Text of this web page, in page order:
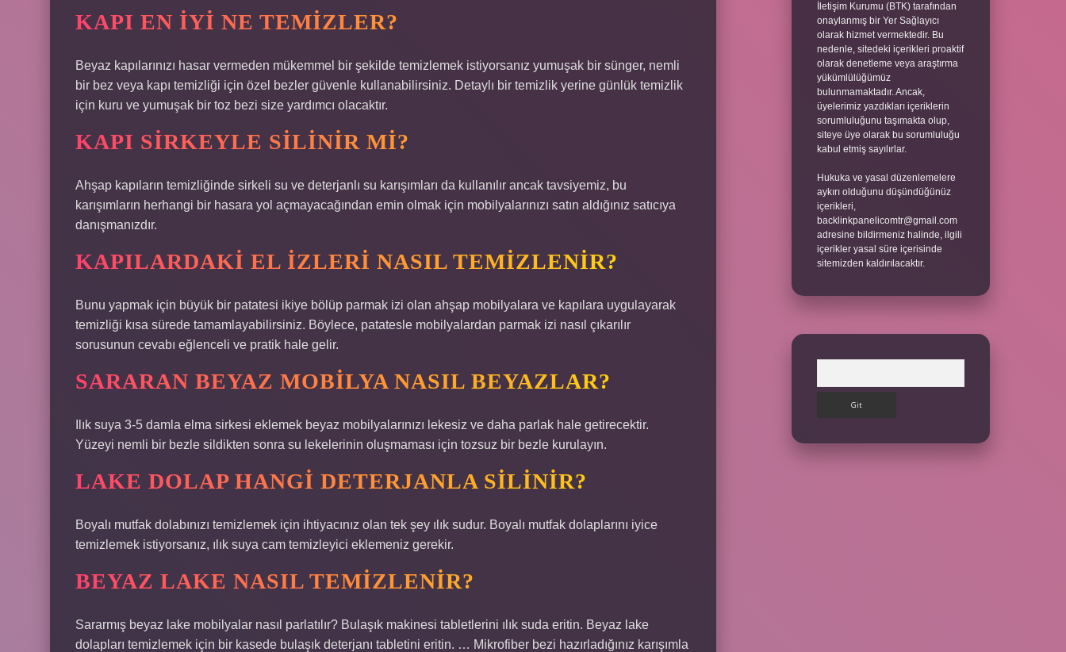
KAPI EN IYI NE TEMIZLER?
Beyaz kapılarınızı hasar vermeden mükemmel bir şekilde temizlemek istiyorsanız yumuşak bir sünger, nemli
bir bez veya kapı temizliği için özel bezler güvenle kullanabilirsiniz. Detaylı bir temizlik yerine günlük temizlik
için kuru ve yumuşak bir toz bezi size yardımcı olacaktır.
KAPI SIRKEYLE SILINIR MI?
Ahşap kapıların temizliğinde sirkeli su ve deterjanlı su karışımları da kullanılır ancak tavsiyemiz, bu
karışımların herhangi bir hasara yol açmayacağından emin olmak için mobilyalarınızı satın aldığınız satıcıya
danışmanızdır.
KAPILARDAKI EL IZLERI NASIL TEMIZLENIR?
Bunu yapmak için büyük bir patatesi ikiye bölüp parmak izi olan ahşap mobilyalara ve kapılara uygulayarak
temizliği kısa sürede tamamlayabilirsiniz. Böylece, patatesle mobilyalardan parmak izi nasıl çıkarılır
sorusunun cevabı eğlenceli ve pratik hale gelir.
SARARAN BEYAZ MOBILYA NASIL BEYAZLAR?
Ilık suya 3-5 damla elma sirkesi eklemek beyaz mobilyalarınızı lekesiz ve daha parlak hale getirecektir.
Yüzeyi nemli bir bezle sildikten sonra su lekelerinin oluşmaması için tozsuz bir bezle kurulayın.
LAKE DOLAP HANGI DETERJANLA SILINIR?
Boyalı mutfak dolabınızı temizlemek için ihtiyacınız olan tek şey ılık sudur. Boyalı mutfak dolaplarını iyice
temizlemek istiyorsanız, ılık suya cam temizleyici eklemeniz gerekir.
BEYAZ LAKE NASIL TEMIZLENIR?
Sararmış beyaz lake mobilyalar nasıl parlatılır? Bulaşık makinesi tabletlerini ılık suda eritin. Beyaz lake
dolapları temizlemek için bir kasede bulaşık deterjanı tabletini eritin. … Mikrofiber bezi hazırladığınız karışımla
İletişim Kurumu (BTK) tarafından
onaylanmış bir Yer Sağlayıcı
olarak hizmet vermektedir. Bu
nedenle, sitedeki içerikleri proaktif
olarak denetleme veya araştırma
yükümlülüğümüz
bulunmamaktadır. Ancak,
üyelerimiz yazdıkları içeriklerin
sorumluluğunu taşımakta olup,
siteye üye olarak bu sorumluluğu
kabul etmiş sayılırlar.
Hukuka ve yasal düzenlemelere
aykırı olduğunu düşündüğünüz
içerikleri,
backlinkpanelicomtr@gmail.com
adresine bildirmeniz halinde, ilgili
içerikler yasal süre içerisinde
sitemizden kaldırılacaktır.